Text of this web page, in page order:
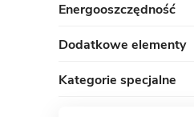
Energooszczędność
Dodatkowe elementy
Kategorie specjalne